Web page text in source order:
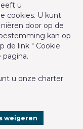
1
individueel
u
cookies. U kunt
door op de
kan op
de link " Cookie
pagina.
u onze charter
weigeren
BIV N° 501.400 -
0555.620.156
van
- 1000 Brussel (+32 2
Troonplein 1, 1000